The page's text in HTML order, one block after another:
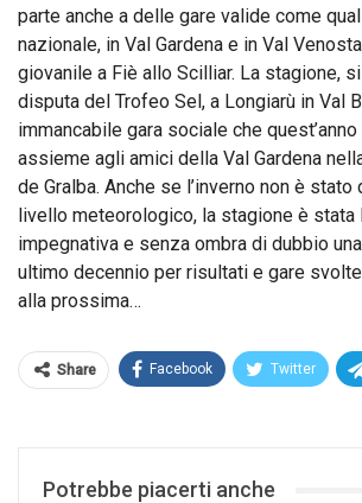
parte anche a delle gare valide come
nazionale, in Val Gardena e in Val
giovanile a Fiè allo Scilliar. La stagione,
disputa del Trofeo Sel, a Longiarù in Val
immancabile gara sociale che
assieme agli amici della Val Gardena
de Gralba. Anche se l’inverno non è
livello meteorologico, la stagione è
impegnativa e senza ombra di dubbio
ultimo decennio per risultati e gare
alla prossima…
Share Facebook Twitter
Potrebbe piacerti anche